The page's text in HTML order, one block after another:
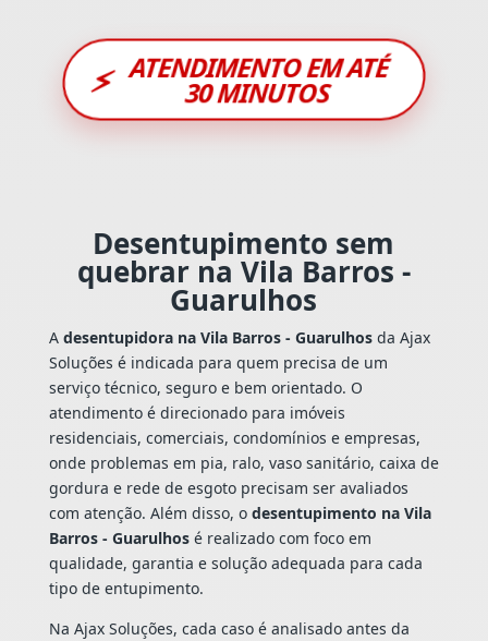
⚡ ATENDIMENTO EM ATÉ
30 MINUTOS
Desentupimento sem
quebrar na Vila Barros -
Guarulhos
A desentupidora na Vila Barros - Guarulhosda Ajax
Soluções é indicada para quem precisa de um
serviço técnico, seguro e bem orientado. O
atendimento é direcionado para imóveis
residenciais, comerciais, condomínios e empresas,
onde problemas em pia, ralo, vaso sanitário, caixa de
gordura e rede de esgoto precisam ser avaliados
com atenção. Além disso, o desentupimento na Vila
Barros - Guarulhosé realizado com foco em
qualidade, garantia e solução adequada para cada
tipo de entupimento.
Na Ajax Soluções, cada caso é analisado antes da